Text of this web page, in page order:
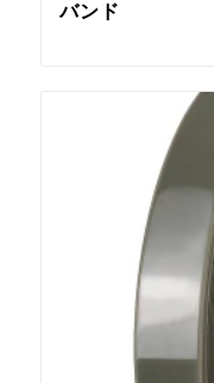
バンド